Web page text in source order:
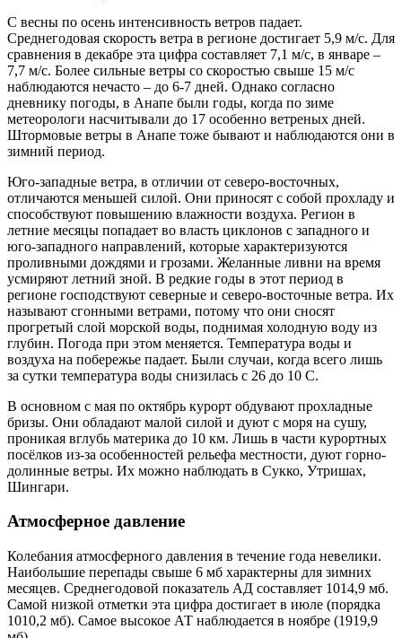
С весны по осень интенсивность ветров падает.
Среднегодовая скорость ветра в регионе достигает 5,9 м/с. Для
сравнения в декабре эта цифра составляет 7,1 м/с, в январе –
7,7 м/с. Более сильные ветры со скоростью свыше 15 м/с
наблюдаются нечасто – до 6-7 дней. Однако согласно
дневнику погоды, в Анапе были годы, когда по зиме
метеорологи насчитывали до 17 особенно ветреных дней.
Штормовые ветры в Анапе тоже бывают и наблюдаются они в
зимний период.
Юго-западные ветра, в отличии от северо-восточных,
отличаются меньшей силой. Они приносят с собой прохладу и
способствуют повышению влажности воздуха. Регион в
летние месяцы попадает во власть циклонов с западного и
юго-западного направлений, которые характеризуются
проливными дождями и грозами. Желанные ливни на время
усмиряют летний зной. В редкие годы в этот период в
регионе господствуют северные и северо-восточные ветра. Их
называют сгонными ветрами, потому что они сносят
прогретый слой морской воды, поднимая холодную воду из
глубин. Погода при этом меняется. Температура воды и
воздуха на побережье падает. Были случаи, когда всего лишь
за сутки температура воды снизилась с 26 до 10 С.
В основном с мая по октябрь курорт обдувают прохладные
бризы. Они обладают малой силой и дуют с моря на сушу,
проникая вглубь материка до 10 км. Лишь в части курортных
посёлков из-за особенностей рельефа местности, дуют горно-
долинные ветры. Их можно наблюдать в Сукко, Утришах,
Шингари.
Атмосферное давление
Колебания атмосферного давления в течение года невелики.
Наибольшие перепады свыше 6 мб характерны для зимних
месяцев. Среднегодовой показатель АД составляет 1014,9 мб.
Самой низкой отметки эта цифра достигает в июле (порядка
1010,2 мб). Самое высокое АТ наблюдается в ноябре (1919,9